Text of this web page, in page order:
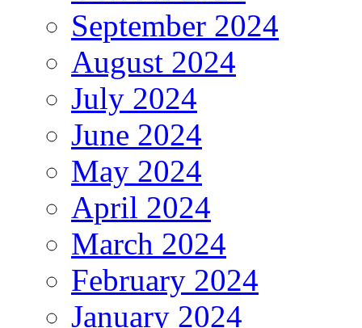
September 2024
August 2024
July 2024
June 2024
May 2024
April 2024
March 2024
February 2024
January 2024